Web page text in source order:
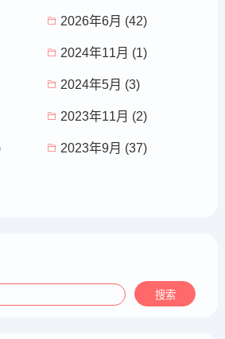
2026年6月 (42)
2024年11月 (1)
2024年5月 (3)
2023年11月 (2)
2023年9月 (37)